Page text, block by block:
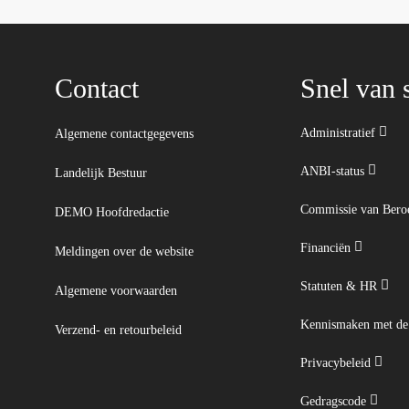
Contact
Algemene contactgegevens
Landelijk Bestuur
DEMO Hoofdredactie
Meldingen over de website
Algemene voorwaarden
Verzend- en retourbeleid
Snel van
Administratief
ANBI-status
Commissie van
Financiën
Statuten & HR
Kennismaken met
Privacybeleid
Gedragscode